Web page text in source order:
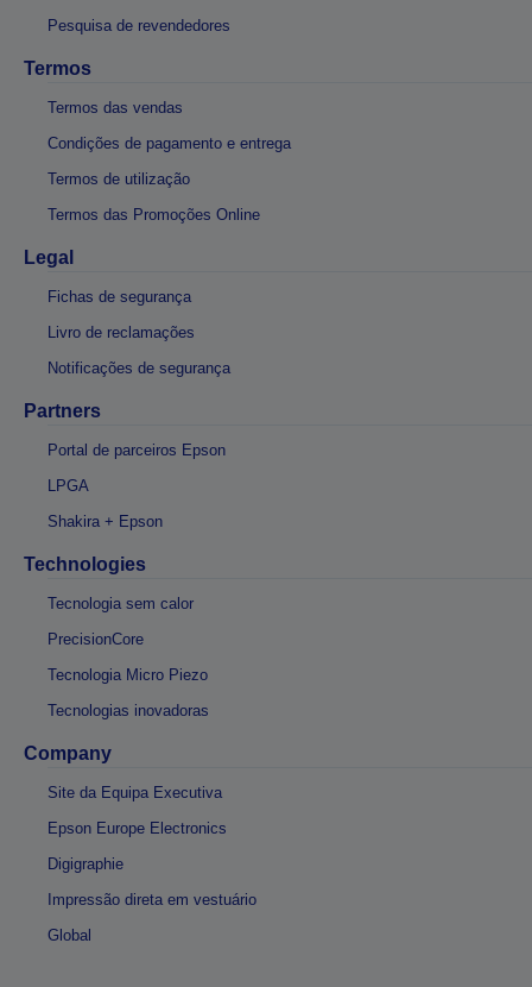
Pesquisa de revendedores
Termos
Termos das vendas
Condições de pagamento e entrega
Termos de utilização
Termos das Promoções Online
Legal
Fichas de segurança
Livro de reclamações
Notificações de segurança
Partners
Portal de parceiros Epson
LPGA
Shakira + Epson
Technologies
Tecnologia sem calor
PrecisionCore
Tecnologia Micro Piezo
Tecnologias inovadoras
Company
Site da Equipa Executiva
Epson Europe Electronics
Digigraphie
Impressão direta em vestuário
Global